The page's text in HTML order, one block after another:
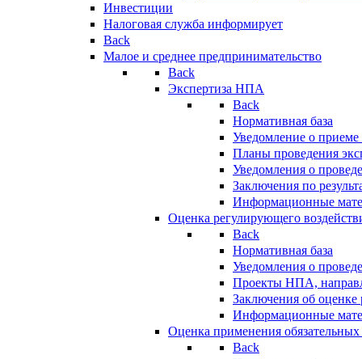
Инвестиции
Налоговая служба информирует
Back
Малое и среднее предпринимательство
Back
Экспертиза НПА
Back
Нормативная база
Уведомление о
Планы проведения
Уведомления о
Заключения по
Информационные
Оценка регулирующего
Back
Нормативная база
Уведомления о
Проекты НПА,
Заключения об
Информационные
Оценка применения
Back